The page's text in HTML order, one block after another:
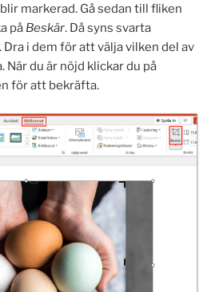
markerad. Gå sedan till fliken
på Beskär. Då syns svarta
i dem för att välja vilken del av
När du är nöjd klickar du på
för att bekräfta.